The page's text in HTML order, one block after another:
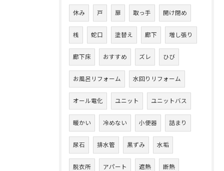
休み 戸 扉 取っ手 開け閉め
桟 蛇口 塗替え 廊下 増し張り
廊下床 おすすめ ズレ ひび
お風呂リフォーム 水回りリフォーム
オール電化 ユニット ユニットバス
暖かい 冷めない 小便器 詰まり
尿石 排水管 黒ずみ 水垢
脱衣所 アパート 遮熱 断熱